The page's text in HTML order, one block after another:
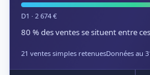
D1 · 2 674 €
80 % des ventes se situent entre
21 ventes simples retenuesDonnées au